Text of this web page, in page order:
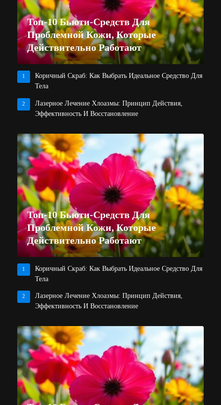
Топ-10 Бьюти-Средств Для
Проблемной Кожи, Которые
Действительно Работают
1
Коричный Скраб: Как Выбрать Идеальное Средство Для
Тела
2
Лазерное Лечение Хлоазмы: Принцип Действия,
Эффективность И Восстановление
Топ-10 Бьюти-Средств Для
Проблемной Кожи, Которые
Действительно Работают
1
Коричный Скраб: Как Выбрать Идеальное Средство Для
Тела
2
Лазерное Лечение Хлоазмы: Принцип Действия,
Эффективность И Восстановление